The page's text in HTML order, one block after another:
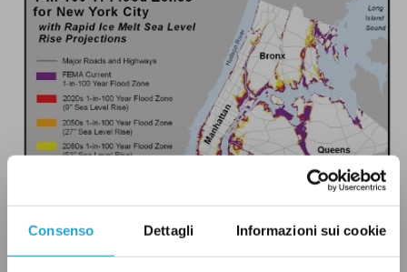
Consenso Dettagli Informazioni sui cookie